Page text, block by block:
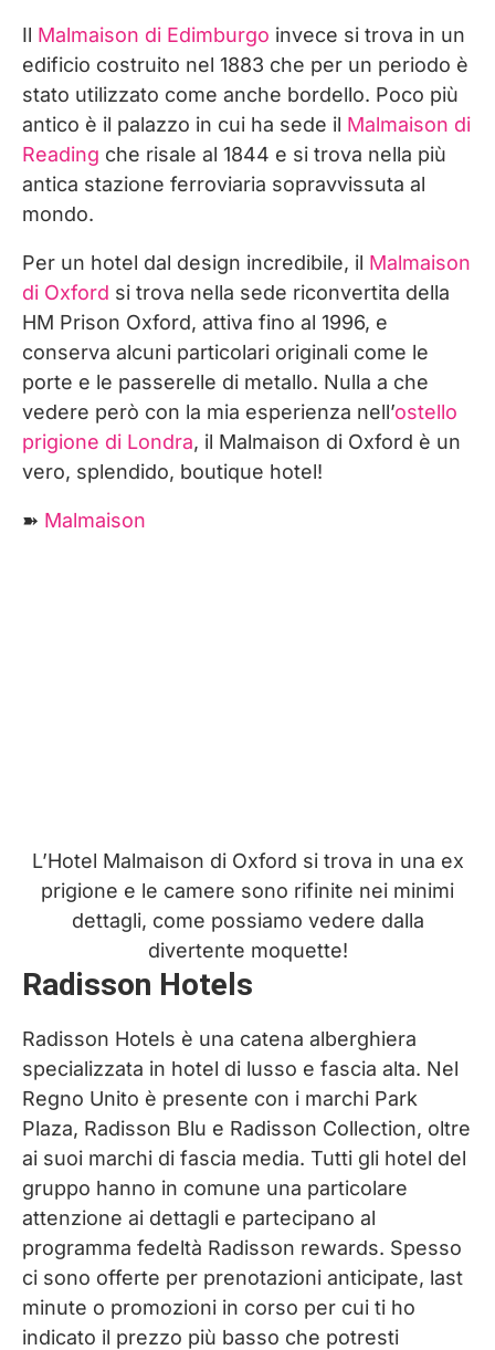
Il Malmaison di Edimburgo invece si trova in un
edificio costruito nel 1883 che per un periodo è
stato utilizzato come anche bordello. Poco più
antico è il palazzo in cui ha sede il Malmaison di
Reading che risale al 1844 e si trova nella più
antica stazione ferroviaria sopravvissuta al
mondo.
Per un hotel dal design incredibile, il Malmaison
di Oxford si trova nella sede riconvertita della
HM Prison Oxford, attiva fino al 1996, e
conserva alcuni particolari originali come le
porte e le passerelle di metallo. Nulla a che
vedere però con la mia esperienza nell’ostello
prigione di Londra, il Malmaison di Oxford è un
vero, splendido, boutique hotel!
➽ Malmaison
L’Hotel Malmaison di Oxford si trova in una ex
prigione e le camere sono rifinite nei minimi
dettagli, come possiamo vedere dalla
divertente moquette!
Radisson Hotels
Radisson Hotels è una catena alberghiera
specializzata in hotel di lusso e fascia alta. Nel
Regno Unito è presente con i marchi Park
Plaza, Radisson Blu e Radisson Collection, oltre
ai suoi marchi di fascia media. Tutti gli hotel del
gruppo hanno in comune una particolare
attenzione ai dettagli e partecipano al
programma fedeltà Radisson rewards. Spesso
ci sono offerte per prenotazioni anticipate, last
minute o promozioni in corso per cui ti ho
indicato il prezzo più basso che potresti